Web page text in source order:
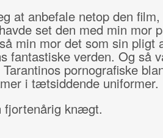
at anbefale netop den
set den med min mor
min mor det som sin pligt
fantastiske verden. Og så
pornografiske
i tætsiddende uniformer.
fjortenårig knægt.